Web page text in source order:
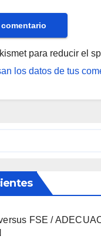
para reducir el
los datos de tus
FSE /